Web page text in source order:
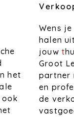
het
Wens
halen
jouw t
Groot
partner
en
de